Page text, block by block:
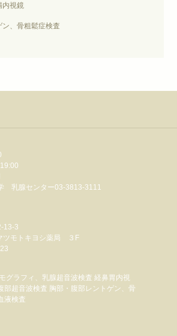
内視鏡
ン、骨粗鬆症検査
乳腺センター03-3813-3111
13-3
ツモトキヨシ薬局 ３F
グラフィ、乳腺超音波検査 経鼻胃内視
部超音波検査 胸部・腹部レントゲン、骨
液検査